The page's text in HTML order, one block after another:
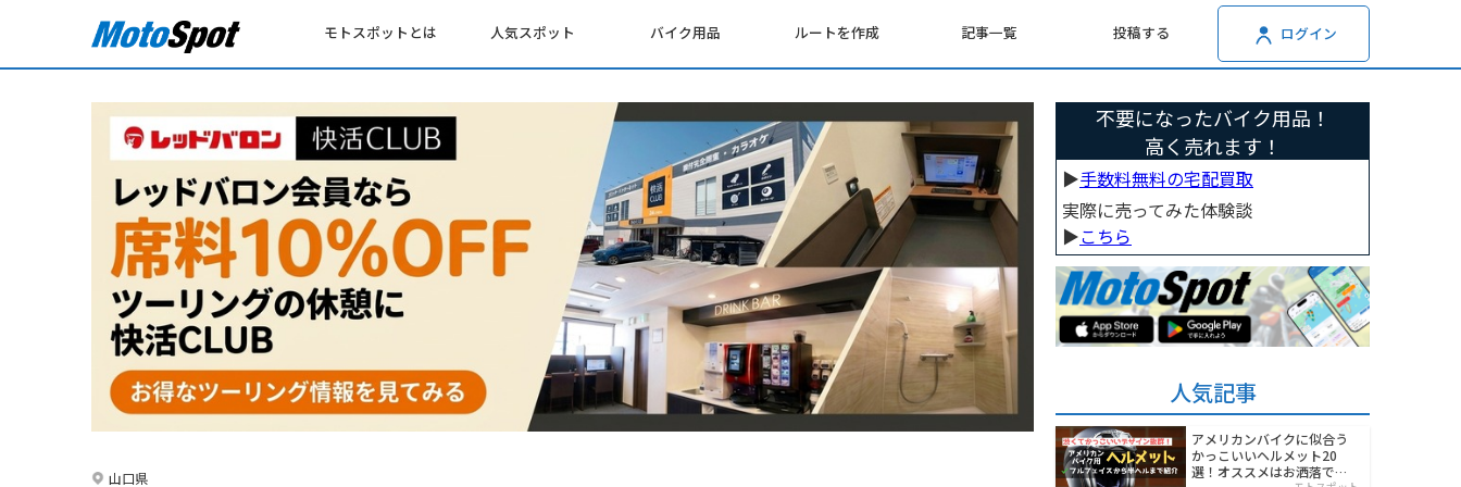
モトスポットとは 人気スポット バイク用品 ルートを作成 記事一覧 投稿する ログイン
山口県
不要になったバイク用品！
高く売れます！
▶︎手数料無料の宅配買取
実際に売ってみた体験談
▶︎こちら
人気記事
アメリカンバイクに似合う
かっこいいヘルメット20
選！オススメはお洒落でワ